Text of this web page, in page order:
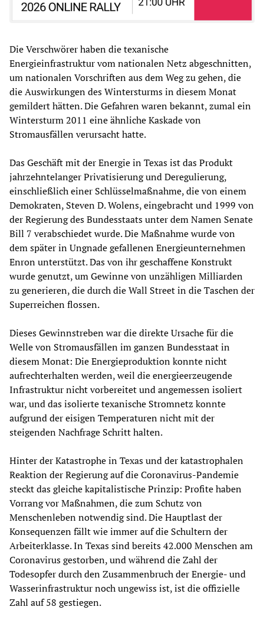
Die Verschwörer haben die texanische
Energieinfrastruktur vom nationalen Netz abgeschnitten,
um nationalen Vorschriften aus dem Weg zu gehen, die
die Auswirkungen des Wintersturms in diesem Monat
gemildert hätten. Die Gefahren waren bekannt, zumal ein
Wintersturm 2011 eine ähnliche Kaskade von
Stromausfällen verursacht hatte.
Das Geschäft mit der Energie in Texas ist das Produkt
jahrzehntelanger Privatisierung und Deregulierung,
einschließlich einer Schlüsselmaßnahme, die von einem
Demokraten, Steven D. Wolens, eingebracht und 1999 von
der Regierung des Bundesstaats unter dem Namen Senate
Bill 7 verabschiedet wurde. Die Maßnahme wurde von
dem später in Ungnade gefallenen Energieunternehmen
Enron unterstützt. Das von ihr geschaffene Konstrukt
wurde genutzt, um Gewinne von unzähligen Milliarden
zu generieren, die durch die Wall Street in die Taschen der
Superreichen flossen.
Dieses Gewinnstreben war die direkte Ursache für die
Welle von Stromausfällen im ganzen Bundesstaat in
diesem Monat: Die Energieproduktion konnte nicht
aufrechterhalten werden, weil die energieerzeugende
Infrastruktur nicht vorbereitet und angemessen isoliert
war, und das isolierte texanische Stromnetz konnte
aufgrund der eisigen Temperaturen nicht mit der
steigenden Nachfrage Schritt halten.
Hinter der Katastrophe in Texas und der katastrophalen
Reaktion der Regierung auf die Coronavirus-Pandemie
steckt das gleiche kapitalistische Prinzip: Profite haben
Vorrang vor Maßnahmen, die zum Schutz von
Menschenleben notwendig sind. Die Hauptlast der
Konsequenzen fällt wie immer auf die Schultern der
Arbeiterklasse. In Texas sind bereits 42.000 Menschen am
Coronavirus gestorben, und während die Zahl der
Todesopfer durch den Zusammenbruch der Energie- und
Wasserinfrastruktur noch ungewiss ist, ist die offizielle
Zahl auf 58 gestiegen.